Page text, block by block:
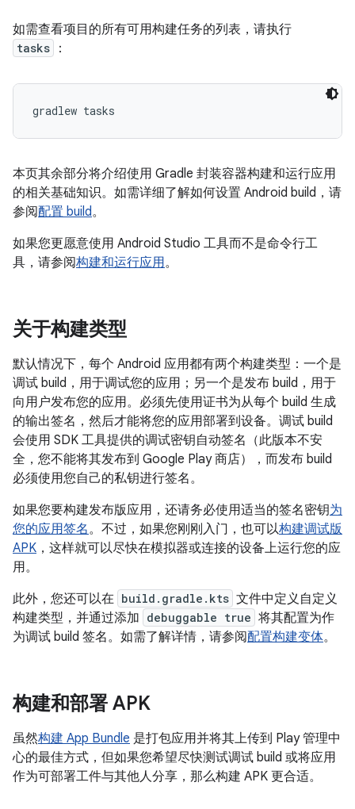
如需查看项目的所有可用构建任务的列表，请执行
tasks ：
本页其余部分将介绍使用 Gradle 封装容器构建和运行应用
的相关基础知识。如需详细了解如何设置 Android build，请
参阅配置 build。
如果您更愿意使用 Android Studio 工具而不是命令行工
具，请参阅构建和运行应用。
关于构建类型
默认情况下，每个 Android 应用都有两个构建类型：一个是
调试 build，用于调试您的应用；另一个是发布 build，用于
向用户发布您的应用。 必须先使用证书为从每个 build 生成
的输出签名，然后才能将您的应用部署到设备。调试 build
会使用 SDK 工具提供的调试密钥自动签名（此版本不安
全，您不能将其发布到 Google Play 商店），而发布 build
必须使用您自己的私钥进行签名。
如果您要构建发布版应用，还请务必使用适当的签名密钥为
您的应用签名。不过，如果您刚刚入门，也可以构建调试版
APK ，这样就可以尽快在模拟器或连接的设备上运行您的应
用。
此外，您还可以在 build.gradle.kts 文件中定义自定义
构建类型，并通过添加 debuggable true 将其配置为作
为调试 build 签名。如需了解详情，请参阅配置构建变体。
构建和部署 APK
虽然构建 App Bundle 是打包应用并将其上传到 Play 管理中
心的最佳方式，但如果您希望尽快测试调试 build 或将应用
作为可部署工件与其他人分享，那么构建 APK 更合适。